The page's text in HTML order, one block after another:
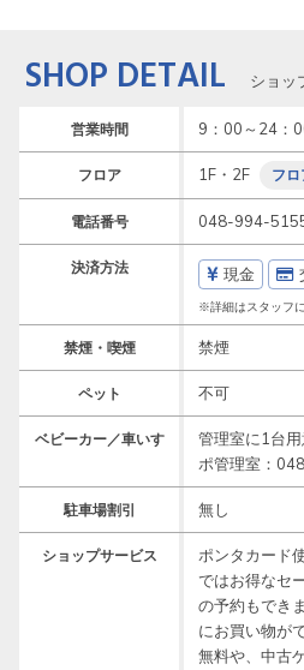
SHOP DETAIL ショッ
営業時間 9：00～24：
フロア 1F・2F フロ
電話番号 048-994-
決済方法 現金
※詳細はスタッフ
禁煙・喫煙 禁煙
ペット 不可
ベビーカー／車いす
管理室に1台
ポ管理室：
駐車場割引 無し
ショップサービス
ポンタカード
ではお得なセ
の予約もでき
にお買い物が
無料や、中古